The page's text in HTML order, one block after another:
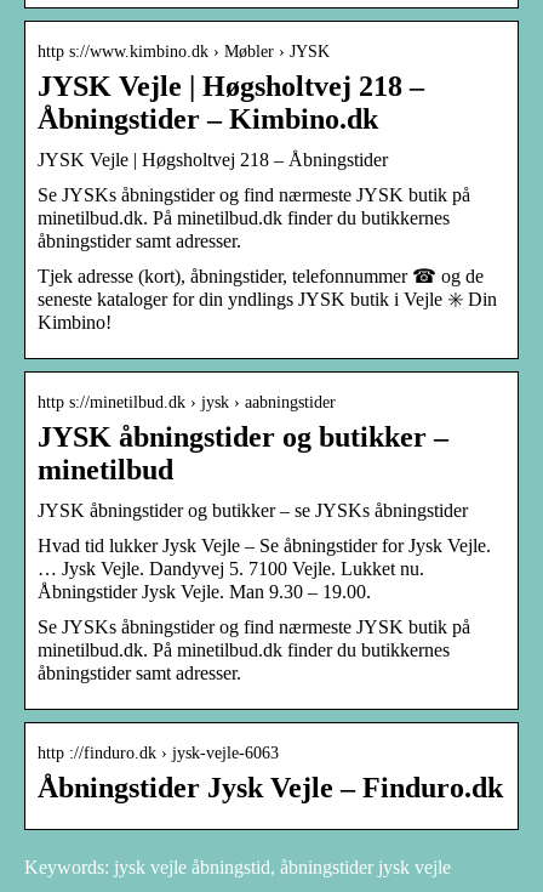
http s://www.kimbino.dk › Møbler › JYSK
JYSK Vejle | Høgsholtvej 218 –
Åbningstider – Kimbino.dk
JYSK Vejle | Høgsholtvej 218 – Åbningstider
Se JYSKs åbningstider og find nærmeste JYSK butik på
minetilbud.dk. På minetilbud.dk finder du butikkernes
åbningstider samt adresser.
Tjek adresse (kort), åbningstider, telefonnummer ☎ og de
seneste kataloger for din yndlings JYSK butik i Vejle ✳️ Din
Kimbino!
http s://minetilbud.dk › jysk › aabningstider
JYSK åbningstider og butikker –
minetilbud
JYSK åbningstider og butikker – se JYSKs åbningstider
Hvad tid lukker Jysk Vejle – Se åbningstider for Jysk Vejle.
… Jysk Vejle. Dandyvej 5. 7100 Vejle. Lukket nu.
Åbningstider Jysk Vejle. Man 9.30 – 19.00.
Se JYSKs åbningstider og find nærmeste JYSK butik på
minetilbud.dk. På minetilbud.dk finder du butikkernes
åbningstider samt adresser.
http ://finduro.dk › jysk-vejle-6063
Åbningstider Jysk Vejle – Finduro.dk
Keywords: jysk vejle åbningstid, åbningstider jysk vejle